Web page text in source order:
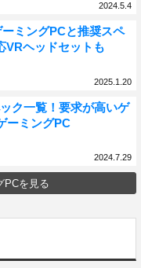
2024.5.4
ーミングPCと推奨スペ
VRヘッドセットも
2025.1.20
ク一覧！要求が高いゲ
ーミングPC
2024.7.29
PCを見る